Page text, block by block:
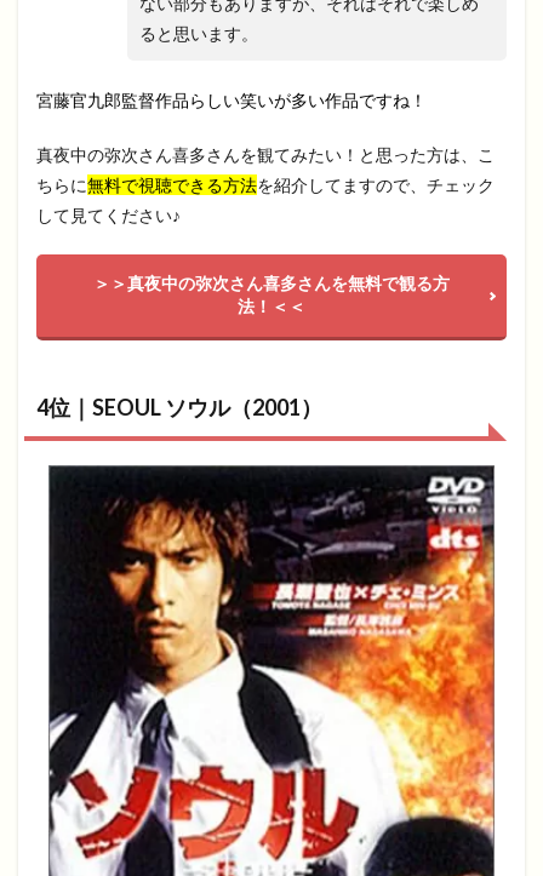
ると思います。
宮藤官九郎監督作品らしい笑いが多い作品ですね！
真夜中の弥次さん喜多さんを観てみたい！と思った方は、こ
ちらに無料で視聴できる方法を紹介してますので、チェック
して見てください♪
＞＞真夜中の弥次さん喜多さんを無料で観る方
法！＜＜
4位｜SEOUL ソウル（2001）